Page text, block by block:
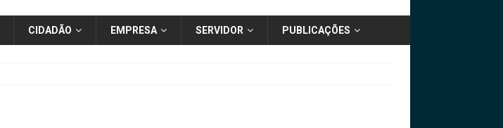
CIDADÃO EMPRESA SERVIDOR PUBLICAÇÕES